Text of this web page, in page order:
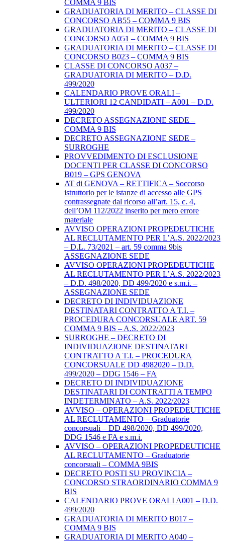
COMMA 9 BIS
GRADUATORIA DI MERITO – CLASSE DI
CONCORSO AB55 – COMMA 9 BIS
GRADUATORIA DI MERITO – CLASSE DI
CONCORSO A051 – COMMA 9 BIS
GRADUATORIA DI MERITO – CLASSE DI
CONCORSO B023 – COMMA 9 BIS
CLASSE DI CONCORSO A037 –
GRADUATORIA DI MERITO – D.D.
499/2020
CALENDARIO PROVE ORALI –
ULTERIORI 12 CANDIDATI – A001 – D.D.
499/2020
DECRETO ASSEGNAZIONE SEDE –
COMMA 9 BIS
DECRETO ASSEGNAZIONE SEDE –
SURROGHE
PROVVEDIMENTO DI ESCLUSIONE
DOCENTI PER CLASSE DI CONCORSO
B019 – GPS GENOVA
AT di GENOVA – RETTIFICA – Soccorso
istruttorio per le istanze di accesso alle GPS
contrassegnate dal ricorso all’art. 15, c. 4,
dell’OM 112/2022 inserito per mero errore
materiale
AVVISO OPERAZIONI PROPEDEUTICHE
AL RECLUTAMENTO PER L’A.S. 2022/2023
– D.L. 73/2021 – art. 59 comma 9bis
ASSEGNAZIONE SEDE
AVVISO OPERAZIONI PROPEDEUTICHE
AL RECLUTAMENTO PER L’A.S. 2022/2023
– D.D. 498/2020, DD 499/2020 e s.m.i. –
ASSEGNAZIONE SEDE
DECRETO DI INDIVIDUAZIONE
DESTINATARI CONTRATTO A T.I. –
PROCEDURA CONCORSUALE ART. 59
COMMA 9 BIS – A.S. 2022/2023
SURROGHE – DECRETO DI
INDIVIDUAZIONE DESTINATARI
CONTRATTO A T.I. – PROCEDURA
CONCORSUALE DD 4982020 – D.D.
499/2020 – DDG 1546 – FA
DECRETO DI INDIVIDUAZIONE
DESTINATARI DI CONTRATTI A TEMPO
INDETERMINATO – A.S. 2022/2023
AVVISO – OPERAZIONI PROPEDEUTICHE
AL RECLUTAMENTO – Graduatorie
concorsuali – DD 498/2020, DD 499/2020,
DDG 1546 e FA e s.m.i.
AVVISO – OPERAZIONI PROPEDEUTICHE
AL RECLUTAMENTO – Graduatorie
concorsuali – COMMA 9BIS
DECRETO POSTI SU PROVINCIA –
CONCORSO STRAORDINARIO COMMA 9
BIS
CALENDARIO PROVE ORALI A001 – D.D.
499/2020
GRADUATORIA DI MERITO B017 –
COMMA 9 BIS
GRADUATORIA DI MERITO A040 –